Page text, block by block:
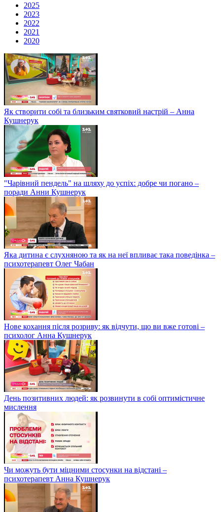
2025
2023
2022
2021
2020
Як створити собі та близьким святковий настрій – Анна
Кушнерук
"Чарівний пендель" на шляху до успіх: добре чи погано –
поради Анни Кушнерук
Яка дитина є слухняною та як на неї впливає така поведінка –
психотерапевт Олег Чабан
Нове кохання після розриву: як відчути, що ви вже готові –
психолог Анна Кушнерук
День позитивних людей: як розвинути в собі оптимістичне
мислення
Чи можуть бути міцними стосунки на відстані –
психотерапевт Анна Кушнерук